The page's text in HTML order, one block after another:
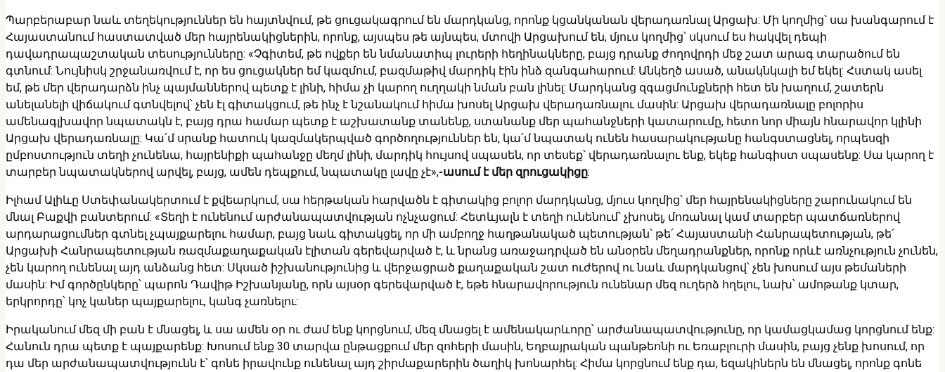
Պարբերաբար նաև տեղեկություններ են հայտնվում, թե ցուցակագրում են մարդկանց, որոնք կցանկանան վերադառնալ Արցախ: Մի կողմից՝ սա խանգարում է
Հայաստանում հաստատված մեր հայրենակիցներին, որոնք, այսպես թե այնպես, մտովի Արցախում են, մյուս կողմից՝ սկսում ես հակվել դեպի
դավադրապաշտական տեսությունները: «Չգիտեմ, թե ովքեր են նմանատիպ լուրերի հեղինակները, բայց դրանք ժողովրդի մեջ շատ արագ տարածում են
գտնում: Նույնիսկ շրջանառվում է, որ ես ցուցակներ եմ կազմում, բազմաթիվ մարդիկ էին ինձ զանգահարում: Անկեղծ ասած, անակնկալի եմ եկել: Հստակ ասել
եմ, թե մեր վերադարձն ինչ պայմաններով պետք է լինի, հիմա չի կարող ուղղակի նման բան լինել: Մարդկանց զգացմունքների հետ են խաղում, շատերն
անելանելի վիճակում գտնվելով՝ չեն էլ գիտակցում, թե ինչ է նշանակում հիմա խոսել Արցախ վերադառնալու մասին: Արցախ վերադառնալը բոլորիս
ամենագլխավոր նպատակն է, բայց դրա համար պետք է աշխատանք տանենք, ստանանք մեր պահանջների կատարումը, հետո նոր միայն հնարավոր կլինի
Արցախ վերադառնալը: Կա՛մ սրանք հատուկ կազմակերպված գործողություններ են, կա՛մ նպատակ ունեն հասարակությանը հանգստացնել, որպեսզի
ըմբոստություն տեղի չունենա, հայրենիքի պահանջը մեղմ լինի, մարդիկ հույսով սպասեն, որ տեսեք՝ վերադառնալու ենք, եկեք հանգիստ սպասենք: Սա կարող է
տարբեր նպատակներով արվել, բայց, ամեն դեպքում, նպատակը լավը չէ»,-ասում է մեր զրուցակիցը:
Իլհամ Ալիևը Ստեփանակերտում է քվեարկում, սա հերթական հարվածն է գիտակից բոլոր մարդկանց, մյուս կողմից՝ մեր հայրենակիցները շարունակում են
մնալ Բաքվի բանտերում: «Տեղի է ունենում արժանապատվության ոչնչացում: Հետևյալն է տեղի ունենում՝ չխոսել, մոռանալ կամ տարբեր պատճառներով
արդարացումներ գտնել չպայքարելու համար, բայց նաև գիտակցել, որ մի ամբողջ հաղթանակած պետության՝ թե՛ Հայաստանի Հանրապետության, թե՛
Արցախի Հանրապետության ռազմաքաղաքական էլիտան գերեվարված է, և նրանց առաջադրված են անօրեն մեղադրանքներ, որոնք որևէ առնչություն չունեն,
չեն կարող ունենալ այդ անձանց հետ: Սկսած իշխանությունից և վերջացրած քաղաքական շատ ուժերով ու նաև մարդկանցով՝ չեն խոսում այս թեմաների
մասին: Իմ գործընկերը՝ պարոն Դավիթ Իշխանյանը, որն այսօր գերեվարված է, եթե հնարավորություն ունենար մեզ ուղերձ հղելու, նախ՝ ամոթանք կտար,
երկրորդը՝ կոչ կաներ պայքարելու, կանգ չառնելու:
Իրականում մեզ մի բան է մնացել, և սա ամեն օր ու ժամ ենք կորցնում, մեզ մնացել է ամենակարևորը՝ արժանապատվությունը, որ կամացկամաց կորցնում ենք:
Հանուն դրա պետք է պայքարենք: Խոսում ենք 30 տարվա ընթացքում մեր զոհերի մասին, Եղբայրական պանթեոնի ու Եռաբլուրի մասին, բայց չենք խոսում, որ
դա մեր արժանապատվությունն է՝ գոնե իրավունք ունենալ այդ շիրմաքարերին ծաղիկ խոնարհել: Հիմա կորցնում ենք դա, եզակիներն են մնացել, որոնք գոնե